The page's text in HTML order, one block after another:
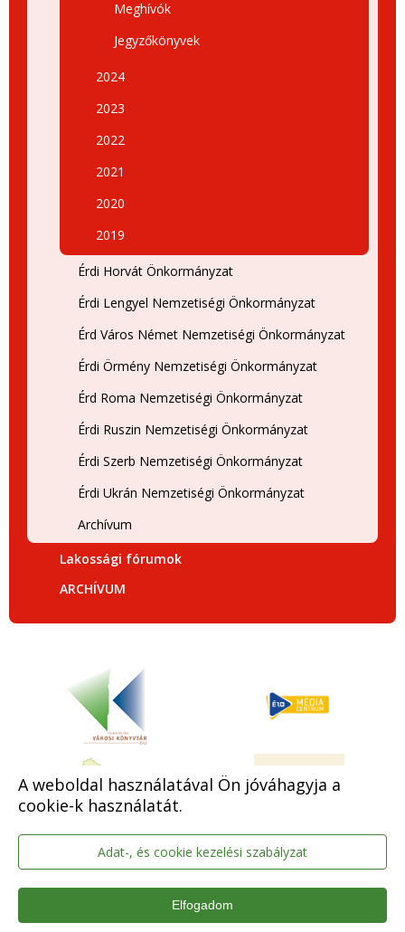
A weboldal használatával Ön jóváhagyja a
cookie-k használatát.
Adat-, és cookie kezelési szabályzat
Elfogadom
Meghívók
Jegyzőkönyvek
2024
2023
2022
2021
2020
2019
Érdi Horvát Önkormányzat
Érdi Lengyel Nemzetiségi Önkormányzat
Érd Város Német Nemzetiségi Önkormányzat
Érdi Örmény Nemzetiségi Önkormányzat
Érd Roma Nemzetiségi Önkormányzat
Érdi Ruszin Nemzetiségi Önkormányzat
Érdi Szerb Nemzetiségi Önkormányzat
Érdi Ukrán Nemzetiségi Önkormányzat
Archívum
Lakossági fórumok
ARCHÍVUM